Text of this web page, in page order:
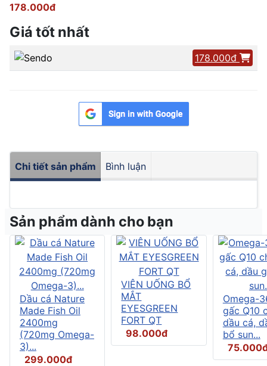
178.000đ
Giá tốt nhất
178.000đ
Chi tiết sản phẩm Bình luận
Sản phẩm dành cho bạn
Dầu cá Nature
Made Fish Oil
2400mg
(720mg Omega-
3)...
299.000đ
VIÊN UỐNG BỔ
MẮT
EYESGREEN
FORT QT
98.000đ
Omega-
gấc Q10
dầu cá,
bổ sun...